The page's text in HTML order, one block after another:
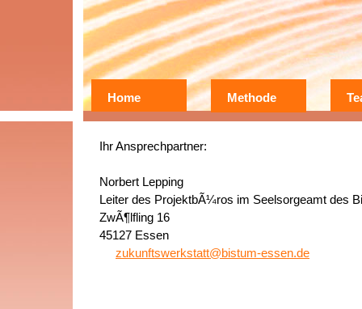
Home
Methode
Ihr Ansprechpartner:
Norbert Lepping
Leiter des ProjektbÃ¼ros im Seelsorgeamt des
ZwÃ¶lfling 16
45127 Essen
zukunftswerkstatt@bistum-essen.de